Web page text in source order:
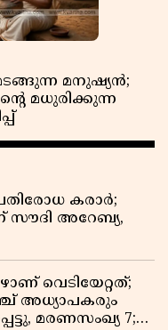
മടങ്ങുന്ന മനുഷ്യൻ;
മധുരിക്കുന്ന
കരാർ;
സൗദി അറേബ്യ,
വെടിയേറ്റത്;
അധ്യാപകരും
മരണസംഖ്യ 7;